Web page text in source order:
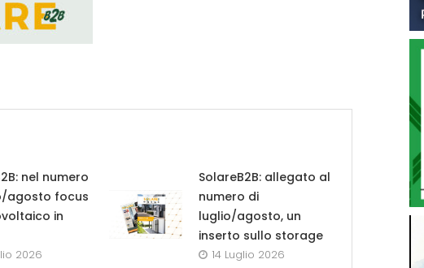
nel numero
agosto focus
in
2026
SolareB2B: allegato al
numero di
luglio/agosto, un
inserto sullo storage
14 Luglio 2026